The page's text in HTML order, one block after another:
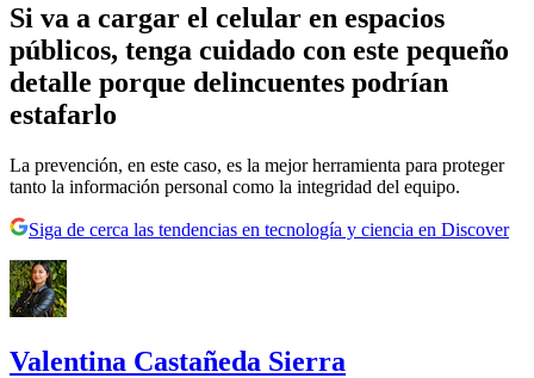
Si va a cargar el celular en espacios
públicos, tenga cuidado con este pequeño
detalle porque delincuentes podrían
estafarlo
La prevención, en este caso, es la mejor herramienta para proteger
tanto la información personal como la integridad del equipo.
Siga de cerca las tendencias en tecnología y ciencia en Discover
Valentina Castañeda Sierra